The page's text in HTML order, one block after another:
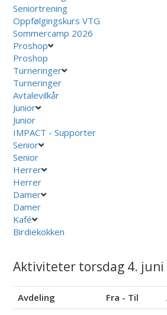
Seniortrening
Oppfølgingskurs VTG
Sommercamp 2026
Proshop
Proshop
Turneringer
Turneringer
Avtalevilkår
Junior
Junior
IMPACT - Supporter
Senior
Senior
Herrer
Herrer
Damer
Damer
Kafé
Birdiekokken
Aktiviteter torsdag 4. juni
Avdeling Fra - Til